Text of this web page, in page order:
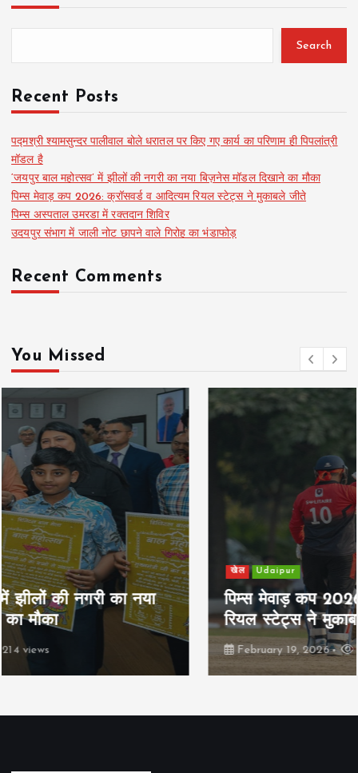
Search
Recent Posts
पद्मश्री श्यामसुन्दर पालीवाल बोले धरातल पर किए गए कार्य का परिणाम ही पिपलांत्री
मॉडल है
‘जयपुर बाल महोत्सव’ में झीलों की नगरी का नया बिज़नेस मॉडल दिखाने का मौका
पिम्स मेवाड़ कप 2026: क्रॉसवर्ड व आदित्यम रियल स्टेट्स ने मुकाबले जीते
पिम्स अस्पताल उमरडा में रक्तदान शिविर
उदयपुर संभाग में जाली नोट छापने वाले गिरोह का भंडाफोड़
Recent Comments
You Missed
खेल Udaipur
पिम्स मेवाड़ कप 2026: क्रॉसवर्ड व आदित्यम
रियल स्टेट्स ने मुकाबले जीते
February 19, 2026